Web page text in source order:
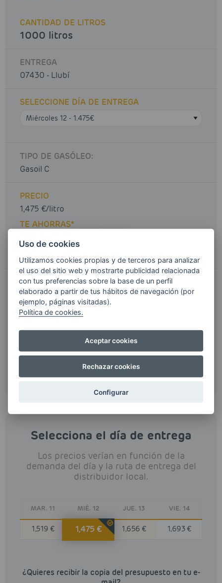
CANTIDAD DE LITROS
1000 litros
ENTREGA
07430 - Llubí
SELECCIONE DÍA DE ENTREGA
TIPO DE GASÓLEO:
Gasoil C
PRECIO
1,475 €/litro
TE AHORRAS*
TOTAL 1.475,00€
Gastos de envío e IVA incluidos
> ¿Tienes un cupón de descuento?
*Ahorro calculado basándonos en el precio medio de
otros proveedores en Illes Balears (1.650€/l)
Selecciona el día de entrega
Los precios verían en función de la
demanda del día y la ruta de entrega del
distribuidor local.
MAR. 11 MIÉ. 12 JUE. 13 VIE. 14
1,519 € 1,475 € 1,656 € 1,693 €
¿Quieres recibir la copia del presupuesto en tu e-
Uso de cookies
Utilizamos cookies propias y de terceros para analizar
el uso del sitio web y mostrarte publicidad relacionada
con tus preferencias sobre la base de un perfil
elaborado a partir de tus hábitos de navegación (por
ejemplo, páginas visitadas).
Política de cookies.
Aceptar cookies
Rechazar cookies
Configurar